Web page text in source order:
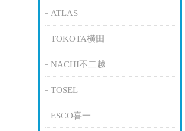
ATLAS
TOKOTA横田
NACHI不二越
TOSEL
ESCO喜一